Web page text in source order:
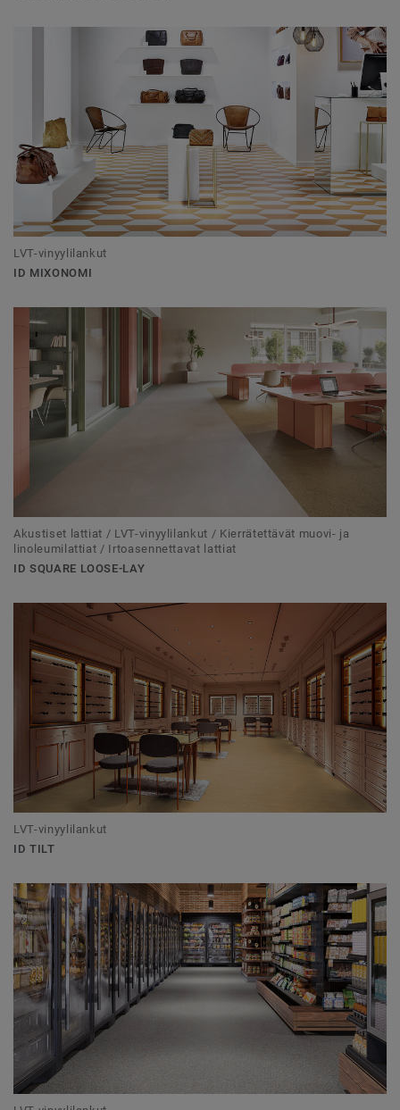
LVT-vinyylilankut
ID MIXONOMI
Akustiset lattiat / LVT-vinyylilankut / Kierrätettävät muovi- ja
linoleumilattiat / Irtoasennettavat lattiat
ID SQUARE LOOSE-LAY
LVT-vinyylilankut
ID TILT